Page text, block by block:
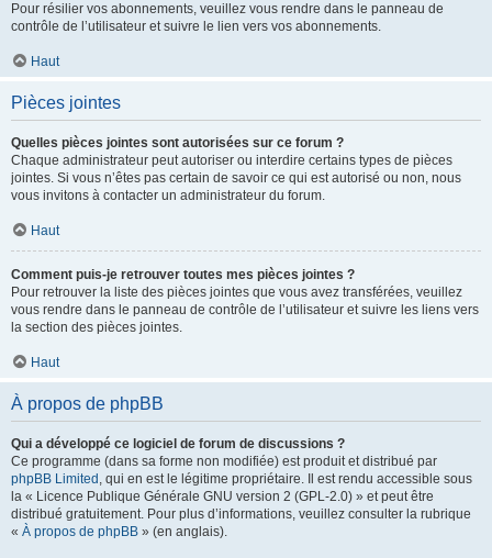
Pour résilier vos abonnements, veuillez vous rendre dans le panneau de
contrôle de l’utilisateur et suivre le lien vers vos abonnements.
Haut
Pièces jointes
Quelles pièces jointes sont autorisées sur ce forum ?
Chaque administrateur peut autoriser ou interdire certains types de pièces
jointes. Si vous n’êtes pas certain de savoir ce qui est autorisé ou non, nous
vous invitons à contacter un administrateur du forum.
Haut
Comment puis-je retrouver toutes mes pièces jointes ?
Pour retrouver la liste des pièces jointes que vous avez transférées, veuillez
vous rendre dans le panneau de contrôle de l’utilisateur et suivre les liens vers
la section des pièces jointes.
Haut
À propos de phpBB
Qui a développé ce logiciel de forum de discussions ?
Ce programme (dans sa forme non modifiée) est produit et distribué par
phpBB Limited , qui en est le légitime propriétaire. Il est rendu accessible sous
la « Licence Publique Générale GNU version 2 (GPL-2.0) » et peut être
distribué gratuitement. Pour plus d’informations, veuillez consulter la rubrique
« À propos de phpBB » (en anglais).